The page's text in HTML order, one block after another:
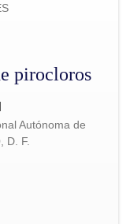
pirocloros
Autónoma de
D. F.